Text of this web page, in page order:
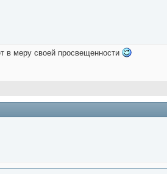
в меру своей просвещенности